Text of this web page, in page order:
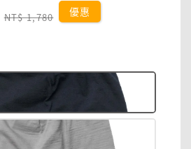
Regular
NT$ 1,780 優惠